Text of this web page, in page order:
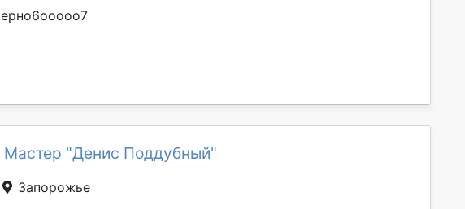
ерно6ооооо7
Мастер "Денис Поддубный"
Запорожье